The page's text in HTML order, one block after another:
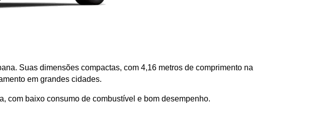
Suas dimensões compactas, com 4,16 metros de comprimento na
em grandes cidades.
com baixo consumo de combustível e bom desempenho.